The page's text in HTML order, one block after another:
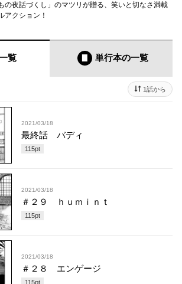
の夜話づくし」のマツリが贈る、笑いと切なさ満載
アクション！
覧 単行本の一覧
1話から
2021/03/18
最終話 バディ
115pt
2021/03/18
＃２９ ｈｕｍｉｎｔ
115pt
2021/03/18
＃２８ エンゲージ
115pt